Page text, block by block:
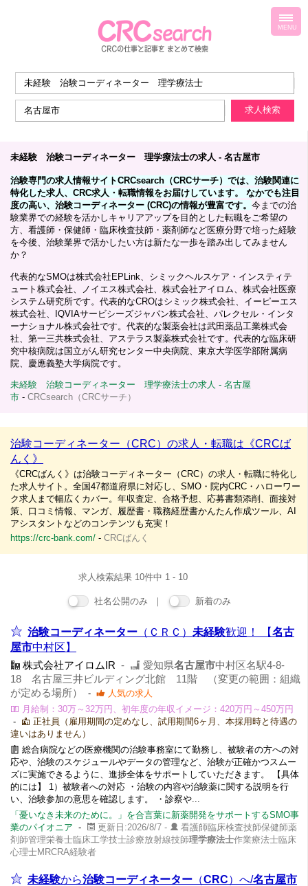
未経験 治験コーディネーター 理学療法士の求人 - 名古屋市
治験専門の求人情報サイトCRCsearch（CRCサーチ）では、治験関連に
特化した求人、CRC求人・転職情報をお届けしています。 なかでも注目
度の高い、治験コーディネーター (CRC)の情報が豊富です。 今までの治
験業界での経験を活かしキャリアアップを目的とした転職をご希望の
方、看護師・保健師・臨床検査技師・薬剤師など医療分野で培った経験
を今後、治験業界で活かしたい方は新たな一歩を踏み出してみません
か？
代表的なSMOは株式会社EPLink、シミックヘルスケア・インスティテ
ュート株式会社、ノイエス株式会社、株式会社アイロム、株式会社医療
システム研究所です。代表的なCROはシミック株式会社、イーピーエス
株式会社、IQVIAサービシーズジャパン株式会社、パレクセル・インタ
ーナショナル株式会社です。代表的な製薬会社は武田薬品工業株式会
社、第一三共株式会社、アステラス製薬株式会社です。代表的な臨床研
究中核病院は国立がん研究センター中央病院、東京大学医学部附属病
院、慶應義塾大学病院です。
未経験 治験コーディネーター 理学療法士の求人 - 名古屋
市 - CRCsearch（CRCサーチ）
治験コーディネーター（CRC）の求人・転職は《CRCば
んく》
《CRCばんく》は治験コーディネーター（CRC）の求人・転職に特化し
た求人サイト。全国47都道府県に対応し、SMO・院内CRC・ハローワー
ク求人まで幅広くカバー。年収査定、合格予想、応募書類添削、面接対
策、口コミ情報、マンガ、履歴書・職務経歴書かんたん作成ツール、AI
アシスタントなどのコンテンツも充実！
https://crc-bank.com/ - CRCばんく
求人検索結果 10件中 1 - 10
社名公開のみ ｜ 新着のみ
治験コーディネーター （ＣＲＣ） 未経験歓迎！ 【名古
屋市中村区】
株式会社アイロムIR - 愛知県名古屋市中村区名駅4-8-
18 名古屋三井ビルディング北館 11階 （変更の範囲：組織
が定める場所）
-
人気の求人
月給制：30万～32万円、初年度の年収イメージ：420万円～450万円
-
正社員（雇用期間の定めなし、試用期間6ヶ月、本採用時と待遇の
違いはありません）
総合病院などの医療機関の治験事務室にて勤務し、被験者の方への対
応や、治験のスケジュールやデータの管理など、治験が正確かつスムー
ズに実施できるように、進捗全体をサポートしていただきます。 【具体
的には】 1）被験者への対応 ・治験の内容や治験薬に関する説明を行
い、治験参加の意思を確認します。 ・診察や...
「憂いなき未来のために。」を合言葉に新薬開発をサポートするSMO事
業のパイオニア - 更新日:2026/8/7 -
看護師臨床検査技師保健師薬
剤師管理栄養士臨床工学技士診療放射線技師理学療法士作業療法士臨床
心理士MRCRA経験者
未経験から治験コーディネーター （CRC）へ/名古屋市
MENU